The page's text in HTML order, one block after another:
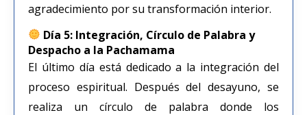
agradecimiento por su transformación interior.
Día 5: Integración, Círculo de Palabra y
Despacho a la Pachamama
El último día está dedicado a la integración del
proceso espiritual. Después del desayuno, se
realiza un círculo de palabra donde los